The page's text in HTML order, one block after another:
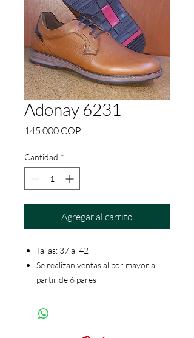
Adonay 6231
145.000 COP
Cantidad *
Agregar al carrito
Tallas: 37 al 42
Se realizan ventas al por mayor a
partir de 6 pares